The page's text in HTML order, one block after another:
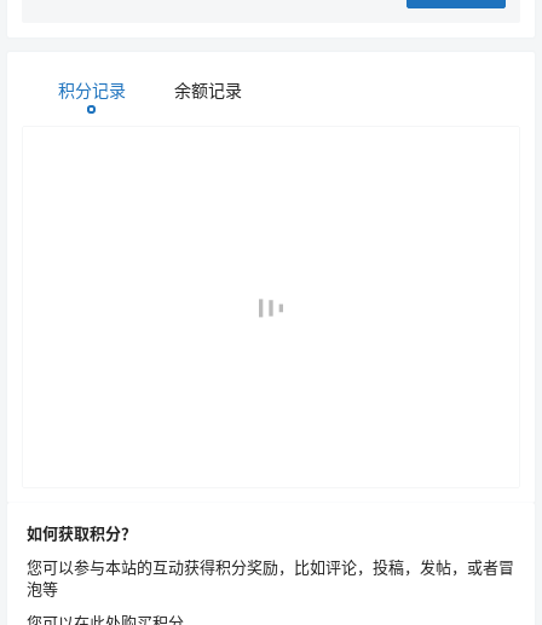
积分记录 余额记录
如何获取积分？
您可以参与本站的互动获得积分奖励，比如评论，投稿，发帖，或者冒
泡等